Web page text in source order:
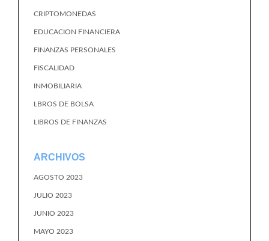
CRIPTOMONEDAS
EDUCACION FINANCIERA
FINANZAS PERSONALES
FISCALIDAD
INMOBILIARIA
LBROS DE BOLSA
LIBROS DE FINANZAS
ARCHIVOS
AGOSTO 2023
JULIO 2023
JUNIO 2023
MAYO 2023